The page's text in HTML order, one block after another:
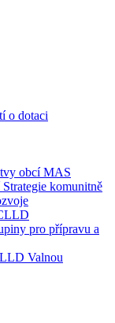
o dotaci
obcí MAS
komunitně
pro přípravu a
Valnou